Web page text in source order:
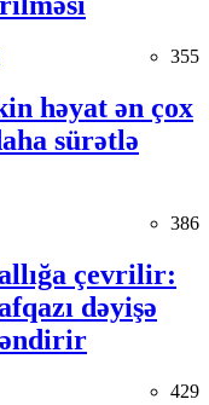
355
həyat ən çox
sürətlə
386
çevrilir:
dəyişə
429